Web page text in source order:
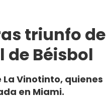
triunfo de
de Béisbol
Vinotinto, quienes
en Miami.